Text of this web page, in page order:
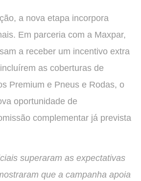
a nova etapa incorpora
Em parceria com a Maxpar,
a receber um incentivo extra
as coberturas de
Premium e Pneus e Rodas, o
oportunidade de
complementar já prevista
superaram as expectativas
que a campanha apoia